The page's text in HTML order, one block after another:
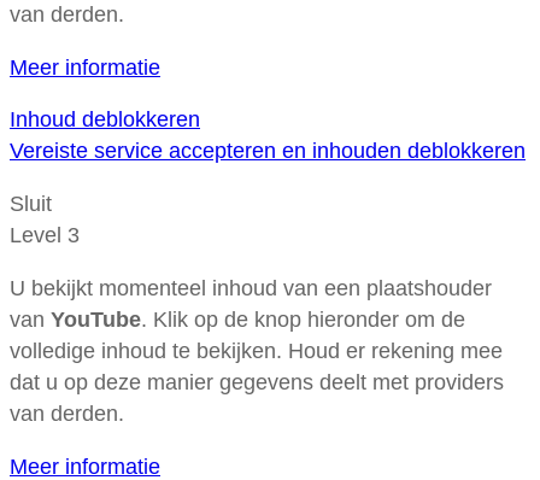
van derden.
Meer informatie
Inhoud deblokkeren
Vereiste service accepteren en inhouden deblokkeren
Sluit
Level 3
U bekijkt momenteel inhoud van een plaatshouder
van YouTube. Klik op de knop hieronder om de
volledige inhoud te bekijken. Houd er rekening mee
dat u op deze manier gegevens deelt met providers
van derden.
Meer informatie